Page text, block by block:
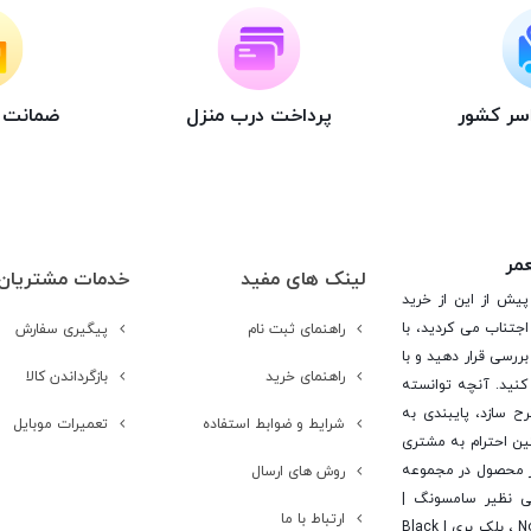
کشور پرداخت درب منزل ضمانت
از این از خرید
می کردید، با
قرار دهید و با
آنچه توانسته
سازد، پایبندی به
احترام به مشتری
است. در این راستا این شرکت با تامین بیش از 15 هزار محصول در مجموعه
نظیر سامسونگ |
لینک های مفید
راهنمای ثبت نام
راهنمای خرید
شرایط و ضوابط استفاده
روش های ارسال
ارتباط با ما
خدمات
پیگیری سفارش
بازگرداندن کالا
تعمیرات موبایل